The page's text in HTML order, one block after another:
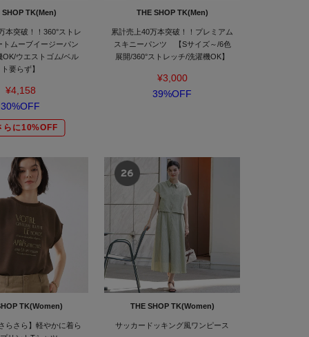
SHOP TK(Men)
本突破！！360°ストレ
トムーブイージーパン
OK/ウエストゴム/ベル
ト要らず】
¥4,158
30%OFF
らに10%OFF
THE SHOP TK(Men)
累計売上40万本突破！！プレミアム
スキニーパンツ 【Sサイズ～/6色
展開/360°ストレッチ/洗濯機OK】
¥3,000
39%OFF
TK(Women)
らさら】軽やかに着ら
THE SHOP TK(Women)
サッカードッキング風ワンピース